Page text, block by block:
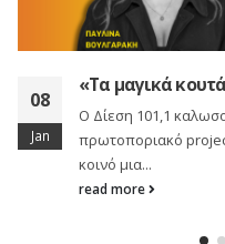
08
Jan
«Τα μαγικά
Ο Δίεση 101,1
πρωτοποριακό
κοινό μια...
read more